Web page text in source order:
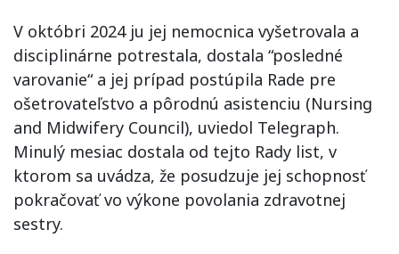
V októbri 2024 ju jej nemocnica vyšetrovala a
disciplinárne potrestala, dostala “posledné
varovanie“ a jej prípad postúpila Rade pre
ošetrovateľstvo a pôrodnú asistenciu (Nursing
and Midwifery Council), uviedol Telegraph.
Minulý mesiac dostala od tejto Rady list, v
ktorom sa uvádza, že posudzuje jej schopnosť
pokračovať vo výkone povolania zdravotnej
sestry.